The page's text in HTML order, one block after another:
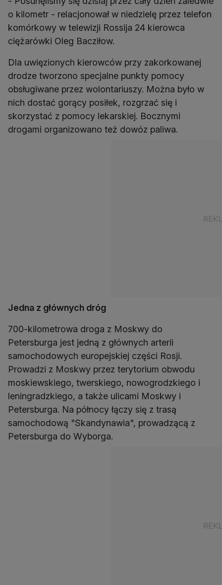
o kilometr - relacjonował w niedzielę przez telefon
komórkowy w telewizji Rossija 24 kierowca
ciężarówki Oleg Bacziłow.
Dla uwięzionych kierowców przy zakorkowanej
drodze tworzono specjalne punkty pomocy
obsługiwane przez wolontariuszy. Można było w
nich dostać gorący posiłek, rozgrzać się i
skorzystać z pomocy lekarskiej. Bocznymi
drogami organizowano też dowóz paliwa.
Jedna z głównych dróg
700-kilometrowa droga z Moskwy do
Petersburga jest jedną z głównych arterii
samochodowych europejskiej części Rosji.
Prowadzi z Moskwy przez terytorium obwodu
moskiewskiego, twerskiego, nowogrodzkiego i
leningradzkiego, a także ulicami Moskwy i
Petersburga. Na północy łączy się z trasą
samochodową "Skandynawia", prowadzącą z
Petersburga do Wyborga.